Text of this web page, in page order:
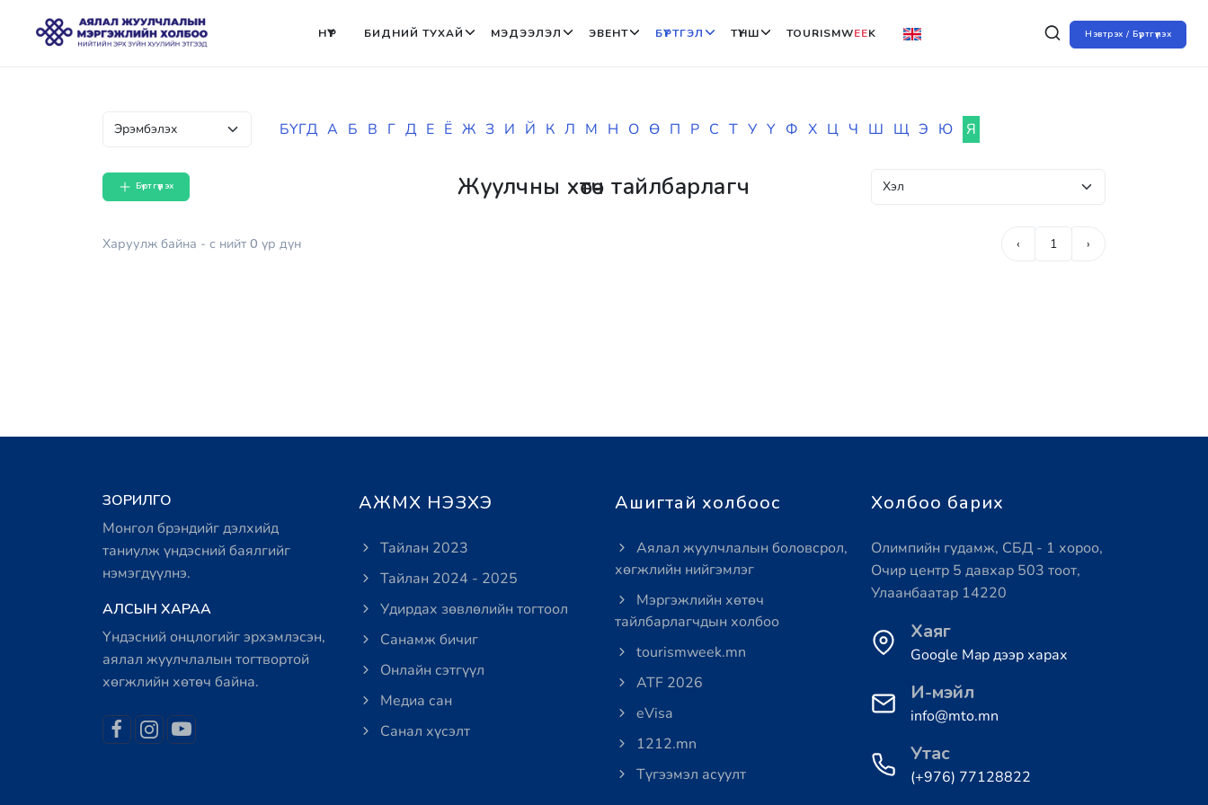
Нэвтрэх / Бүртгүүлэх
НҮҮР БИДНИЙ ТУХАЙ МЭДЭЭЛЭЛ ЭВЕНТ БҮРТГЭЛ ТҮНШ TOURISMWEEK
БҮГД А Б В Г Д Е Ё Ж З И Й К Л М Н О Ө П Р С Т У Ү Ф Х Ц Ч Ш Щ Э Ю Я
Бүртгүүлэх Жуулчны хөтөч тайлбарлагч
Харуулж байна - с нийт0 үр дүн ‹ 1 ›
ЗОРИЛГО
Монгол брэндийг дэлхийд
таниулж үндэсний баялгийг
нэмэгдүүлнэ.
АЛСЫН ХАРАА
Үндэсний онцлогийг эрхэмлэсэн,
аялал жуулчлалын тогтвортой
хөгжлийн хөтөч байна.
АЖМХ НЭЗХЭ
Тайлан 2023
Тайлан 2024 - 2025
Удирдах зөвлөлийн тогтоол
Санамж бичиг
Онлайн сэтгүүл
Медиа сан
Санал хүсэлт
Ашигтай холбоос
Аялал жуулчлалын боловсрол,
хөгжлийн нийгэмлэг
Мэргэжлийн хөтөч
тайлбарлагчдын холбоо
tourismweek.mn
ATF 2026
eVisa
1212.mn
Түгээмэл асуулт
Холбоо барих
Олимпийн гудамж, СБД - 1 хороо,
Очир центр 5 давхар 503 тоот,
Улаанбаатар 14220
Хаяг
Google Map дээр харах
И-мэйл
info@mto.mn
Утас
(+976) 77128822